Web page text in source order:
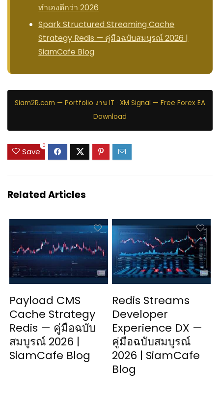
ทำเองดีกว่า 2026
Spark Structured Streaming Cache
Strategy Redis — คู่มือฉบับสมบูรณ์ 2026 |
SiamCafe Blog
Siam2R.com — Portfolio งาน IT · XM Signal — Free Forex EA
Download
Save
0
Related Articles
Payload CMS
Cache Strategy
Redis — คู่มือฉบับ
สมบูรณ์ 2026 |
SiamCafe Blog
Redis Streams
Developer
Experience DX —
คู่มือฉบับสมบูรณ์
2026 | SiamCafe
Blog